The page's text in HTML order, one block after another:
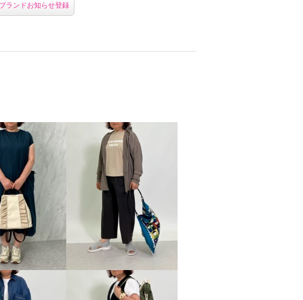
ブランドお知らせ登録